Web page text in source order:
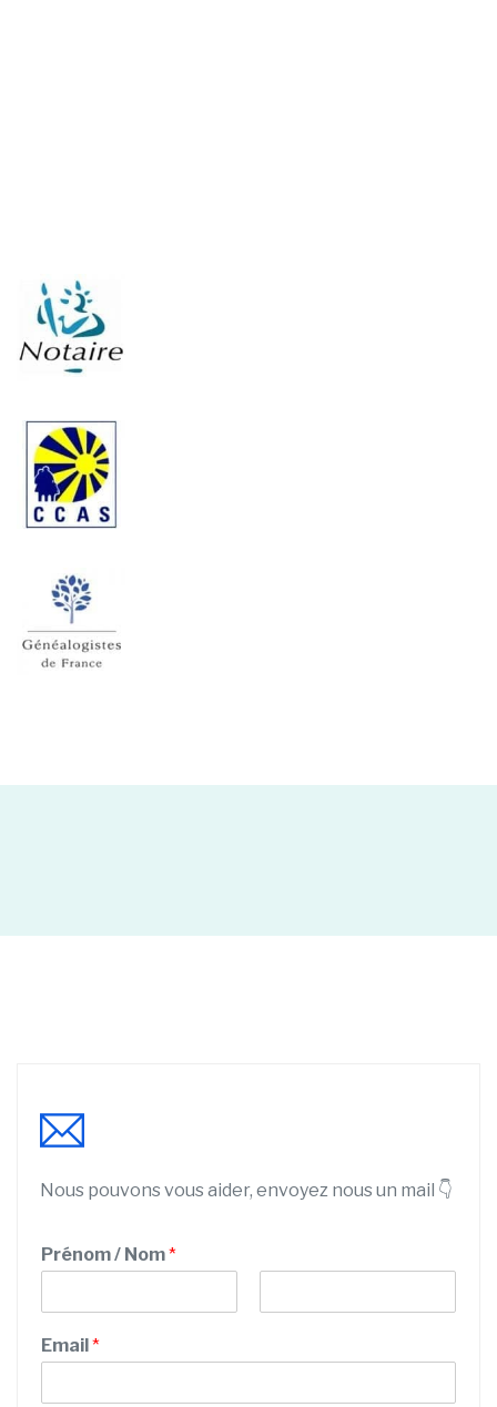
Nous pouvons vous aider, envoyez nous un mail 👇
Prénom / Nom*
r
é
Email*